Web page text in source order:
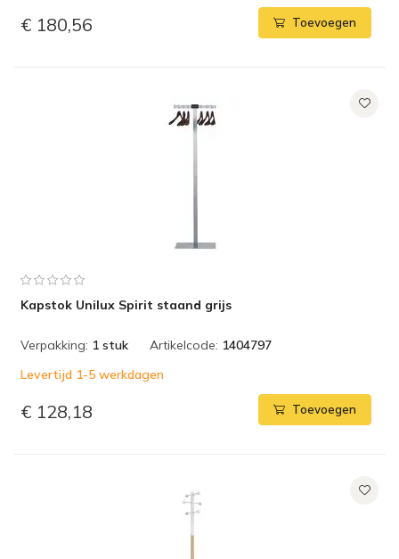
€ 180,56 Toevoegen
Kapstok Unilux Spirit staand grijs
Verpakking: 1 stuk Artikelcode: 1404797
Levertijd 1-5 werkdagen
€ 128,18 Toevoegen